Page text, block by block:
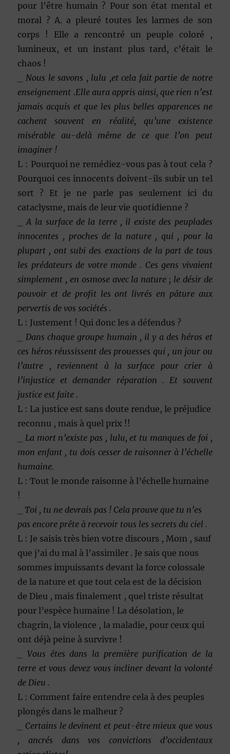
pour l’être humain ? Pour son état mental et
moral ? A. a pleuré toutes les larmes de son
corps ! Elle a rencontré un peuple coloré ,
lumineux, et un instant plus tard, c’était le
chaos !
_ Nous le savons , lulu ,et cela fait partie de notre
enseignement .Elle aura appris ainsi, que rien n’est
jamais acquis et que les plus belles apparences ne
cachent souvent en réalité, qu’une existence
misérable au-delà même de ce que l’on peut
imaginer !
L : Pourquoi ne remédiez-vous pas à tout cela ?
Pourquoi ces innocents doivent-ils subir un tel
sort ? Et je ne parle pas seulement ici du
cataclysme, mais de leur vie quotidienne ?
_ A la surface de la terre , il existe des peuplades
innocentes , proches de la nature , qui , pour la
plupart , ont subi des exactions de la part de tous
les prédateurs de votre monde . Ces gens vivaient
simplement , en osmose avec la nature ; le désir de
pouvoir et de profit les ont livrés en pâture aux
pervertis de vos sociétés .
L : Justement ! Qui donc les a défendus ?
_ Dans chaque groupe humain , il y a des héros et
ces héros réussissent des prouesses qui , un jour ou
l’autre , reviennent à la surface pour crier à
l’injustice et demander réparation . Et souvent
justice est faite .
L : La justice est sans doute rendue, le préjudice
reconnu , mais à quel prix !!
_ La mort n’existe pas , lulu, et tu manques de foi ,
mon enfant , tu dois cesser de raisonner à l’échelle
humaine.
L : Tout le monde raisonne à l’échelle humaine
!
_ Toi , tu ne devrais pas ! Cela prouve que tu n’es
pas encore prête à recevoir tous les secrets du ciel .
L : Je saisis très bien votre discours , Mom , sauf
que j’ai du mal à l’assimiler . Je sais que nous
sommes impuissants devant la force colossale
de la nature et que tout cela est de la décision
de Dieu , mais finalement , quel triste résultat
pour l’espèce humaine ! La désolation, le
chagrin, la violence , la maladie, pour ceux qui
ont déjà peine à survivre !
_ Vous êtes dans la première purification de la
terre et vous devez vous incliner devant la volonté
de Dieu .
L : Comment faire entendre cela à des peuples
plongés dans le malheur ?
_ Certains le devinent et peut-être mieux que vous
, ancrés dans vos convictions d’occidentaux